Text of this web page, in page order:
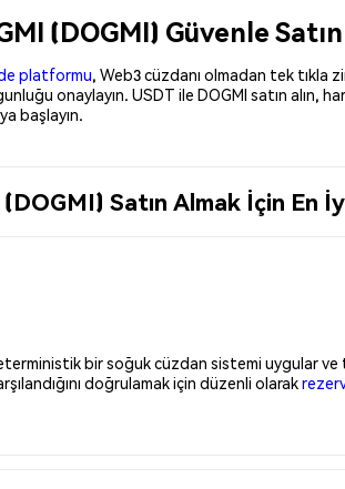
(DOGMI) Güvenle
platformu, Web3 cüzdanı olmadan tek tıkla
onaylayın. USDT ile DOGMI satın alın,
başlayın.
Satın Almak İçin En
bir soğuk cüzdan sistemi uygular ve
doğrulamak için düzenli olarak